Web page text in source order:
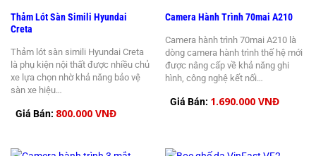
Thảm Lót Sàn Simili Hyundai
Creta
Thảm lót sàn simili Hyundai Creta
là phụ kiện nội thất được nhiều chủ
xe lựa chọn nhờ khả năng bảo vệ
sàn xe hiệu…
Giá Bán: 800.000 VNĐ
Camera Hành Trình 70mai A210
Camera hành trình 70mai A210 là
dòng camera hành trình thế hệ mới
được nâng cấp về khả năng ghi
hình, công nghệ kết nối…
Giá Bán: 1.690.000 VNĐ